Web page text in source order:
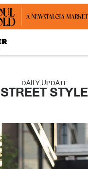
DAILY UPDATE
STREET STYLE